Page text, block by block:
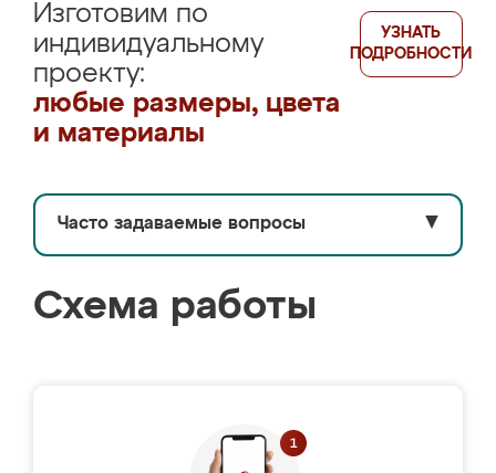
Изготовим по
индивидуальному
проекту:
любые размеры, цвета
и материалы
УЗНАТЬ
ПОДРОБНОСТИ
Часто задаваемые вопросы ▼
Схема работы